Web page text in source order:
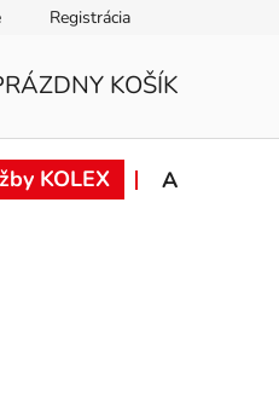
Podmienky ochrany
Registrácia
KOŠÍK
KOLEX Akcie